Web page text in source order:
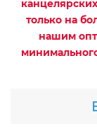
только на
нашим